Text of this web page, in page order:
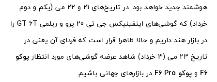
هوشمند جدید خواهد بود. در تاریخ‌های 21 و 22 می (یکم و دوم
خرداد) که گوشی‌های اینفینیکس جی تی 20 پرو و ریلمی GT 6T را
در بازار هند داریم و حالا ظاهرا قرار است که فردای آن یعنی در
تاریخ 23 می (3 خرداد) شاهد عرضه گوشی‌های مورد انتظار
پوکو
F6 و پوکو F6 Pro در بازارهای جهانی باشیم.